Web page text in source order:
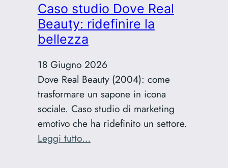
guida
cronologica
Caso studio Dove Real
Beauty: ridefinire la
bellezza
18 Giugno 2026
Dove Real Beauty (2004): come
trasformare un sapone in icona
sociale. Caso studio di marketing
emotivo che ha ridefinito un settore.
Leggi tutto…: